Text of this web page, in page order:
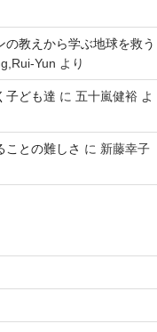
教えから学ぶ地球を救う
Yun より
子ども達 に 五十嵐健裕よ
ことの難しさ に 新藤幸子